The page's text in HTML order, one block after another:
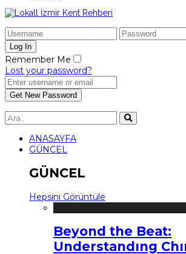
Remember Me
Lost your password?
ANASAYFA
GÜNCEL
GÜNCEL
Hepsini Görüntüle
Beyond the Beat:
Understandıng